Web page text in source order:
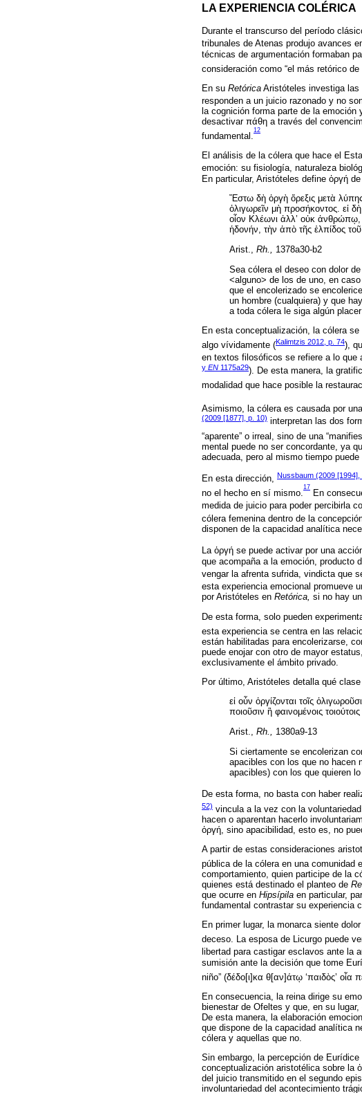
LA EXPERIENCIA COLÉRICA
Durante el transcurso del período
tribunales de Atenas produjo avances
técnicas de argumentación formaban
consideración como “el más retórico
En su Retórica Aristóteles investiga las
responden a un juicio razonado y no
la cognición forma parte de la
desactivar πάθη a través del
fundamental.
12
El análisis de la cólera que hace el
emoción: su fisiología, naturaleza
En particular, Aristóteles define ὀργή
Ἔστω δὴ ὀργὴ ὄρεξις μετὰ
ὀλιγωρεῖν μὴ προσήκοντος. εἰ
οἷον Κλέωνι ἀλλ’ οὐκ ἀνθρώπῳ,
ἡδονήν, τὴν ἀπὸ τῆς ἐλπίδος
Arist., Rh.,
1378a30-b2
Sea cólera el deseo con dolor
<alguno> de los de uno, en
que el encolerizado se
un hombre (cualquiera) y que
a toda cólera le siga algún
En esta conceptualización, la cólera se
algo vívidamente (Kalimtzis 2012, p. 74),
en textos filosóficos se refiere a lo que
y EN 1175a29). De esta manera, la
modalidad que hace posible la
Asimismo, la cólera es causada por una
(2009 [1877], p. 10) interpretan las dos
“aparente” o irreal, sino de una
mental puede no ser concordante, ya
adecuada, pero al mismo tiempo
En esta dirección, Nussbaum (2009 [1994],
no el hecho en sí mismo.
17
En
medida de juicio para poder percibirla
cólera femenina dentro de la
disponen de la capacidad analítica
La ὀργή se puede activar por una
que acompaña a la emoción, producto
vengar la afrenta sufrida, vindicta que
esta experiencia emocional promueve
por Aristóteles en Retórica, si no hay
De esta forma, solo pueden
esta experiencia se centra en las
están habilitadas para encolerizarse,
puede enojar con otro de mayor
exclusivamente el ámbito privado.
Por último, Aristóteles detalla qué
εἰ οὖν ὀργίζονται τοῖς
ποιοῦσιν ἢ φαινομένοις
Arist., Rh., 1380a9-13
Si ciertamente se encolerizan
apacibles con los que no hacen
apacibles) con los que quieren
De esta forma, no basta con haber
52) vincu­la a la vez con la
hacen o aparentan hacerlo
ὀργή, sino apacibilidad, esto es, no
A partir de estas consideraciones
pública de la cólera en una comunidad
comportamiento, quien participe de la
quienes está destinado el planteo de
que ocurre en Hipsípila en particular,
fundamental contrastar su experiencia
En primer lugar, la monarca siente
deceso. La esposa de Licurgo puede
libertad para castigar esclavos ante la
sumisión ante la decisión que tome
niño” (δέδο[ι]κα θ[αν]άτῳ ‘παιδὸς’ οἷα
En consecuencia, la reina dirige su
bienestar de Ofeltes y que, en su
De esta manera, la elaboración
que dispone de la capacidad analítica
cólera y aquellas que no.
Sin embargo, la percepción de
conceptualización aristotélica sobre la
del juicio transmitido en el segundo
involuntariedad del acontecimiento